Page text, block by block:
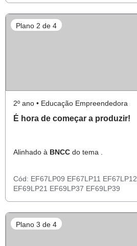
Plano 2 de 4
2º ano • Educação Empreendedora
É hora de começar a produzir!
Alinhado à BNCC do tema .
Cód: EF67LP09 EF67LP11 EF67LP12
EF69LP21 EF69LP37 EF69LP39
Plano 3 de 4